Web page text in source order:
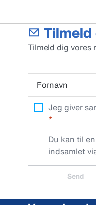
Tilmeld
Tilmeld dig vores
Fornavn
Jeg giver
Du kan til
indsamlet
Send